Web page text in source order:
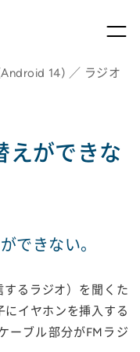
14) ／ ラジオ
えができな
できない。
るラジオ）を聞くた
にイヤホンを挿入する
ーブル部分がFMラジ